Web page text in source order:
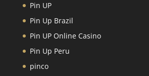
Pin UP
Pin Up Brazil
Pin UP Online Casino
Pin Up Peru
pinco